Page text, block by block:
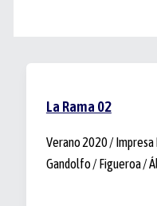
La Rama 02
Verano 2020 /
Gandolfo / Figueroa /